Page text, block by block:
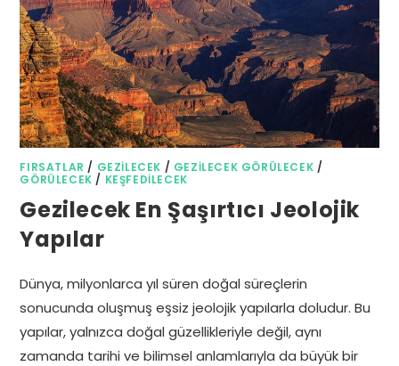
FIRSATLAR / GEZILECEK / GEZILECEK GÖRÜLECEK /
GÖRÜLECEK / KEŞFEDILECEK
Gezilecek En Şaşırtıcı Jeolojik
Yapılar
Dünya, milyonlarca yıl süren doğal süreçlerin
sonucunda oluşmuş eşsiz jeolojik yapılarla doludur. Bu
yapılar, yalnızca doğal güzellikleriyle değil, aynı
zamanda tarihi ve bilimsel anlamlarıyla da büyük bir